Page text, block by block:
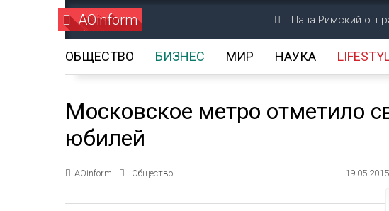
AOinform Папа Римский
ОБЩЕСТВО БИЗНЕС МИР НАУКА
Московское метро отметило
юбилей
AOinform Общество